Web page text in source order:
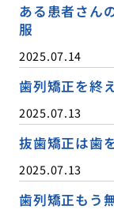
ある患者さん
服
2025.07.14
歯列矯正を終
2025.07.13
抜歯矯正は歯
2025.07.13
歯列矯正もう